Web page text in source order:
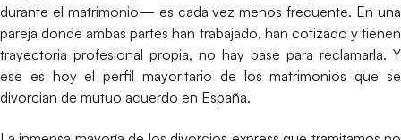
durante el matrimonio— es cada vez menos frecuente. En una
pareja donde ambas partes han trabajado, han cotizado y tienen
trayectoria profesional propia, no hay base para reclamarla. Y
ese es hoy el perfil mayoritario de los matrimonios que se
divorcian de mutuo acuerdo en España.